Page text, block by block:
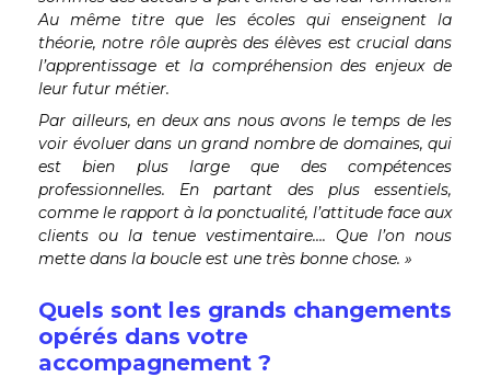
Au même titre que les écoles qui enseignent la
théorie, notre rôle auprès des élèves est crucial dans
l’apprentissage et la compréhension des enjeux de
leur futur métier.
Par ailleurs, en deux ans nous avons le temps de les
voir évoluer dans un grand nombre de domaines, qui
est bien plus large que des compétences
professionnelles. En partant des plus essentiels,
comme le rapport à la ponctualité, l’attitude face aux
clients ou la tenue vestimentaire…. Que l’on nous
mette dans la boucle est une très bonne chose. »
Quels sont les grands changements
opérés dans votre
accompagnement ?